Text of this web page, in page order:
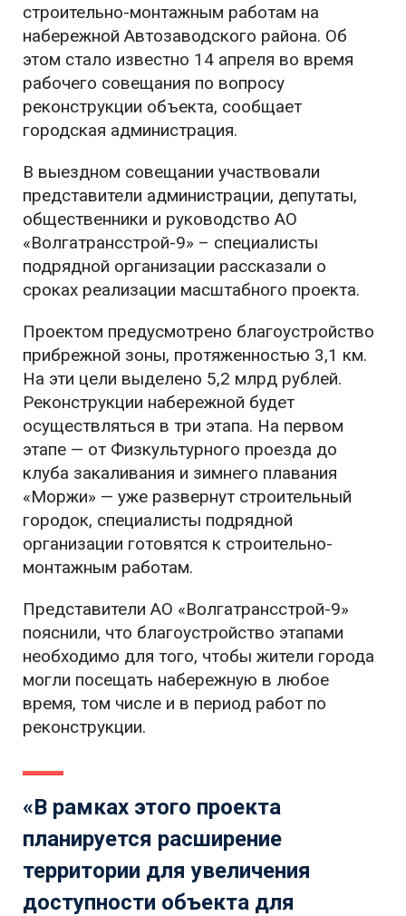
строительно-монтажным работам на
набережной Автозаводского района. Об
этом стало известно 14 апреля во время
рабочего совещания по вопросу
реконструкции объекта, сообщает
городская администрация.
В выездном совещании участвовали
представители администрации, депутаты,
общественники и руководство АО
«Волгатрансстрой-9» – специалисты
подрядной организации рассказали о
сроках реализации масштабного проекта.
Проектом предусмотрено благоустройство
прибрежной зоны, протяженностью 3,1 км.
На эти цели выделено 5,2 млрд рублей.
Реконструкции набережной будет
осуществляться в три этапа. На первом
этапе — от Физкультурного проезда до
клуба закаливания и зимнего плавания
«Моржи» — уже развернут строительный
городок, специалисты подрядной
организации готовятся к строительно-
монтажным работам.
Представители АО «Волгатрансстрой-9»
пояснили, что благоустройство этапами
необходимо для того, чтобы жители города
могли посещать набережную в любое
время, том числе и в период работ по
реконструкции.
«В рамках этого проекта
планируется расширение
территории для увеличения
доступности объекта для